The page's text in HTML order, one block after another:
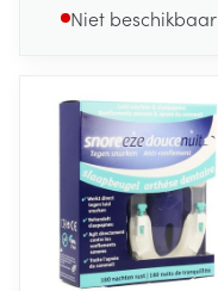
Niet beschikbaar